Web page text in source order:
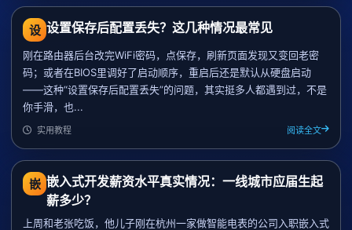
设 设置保存后配置丢失？这几种情况最常见
刚在路由器后台改完WiFi密码，点保存，刷新页面发现又变回老密
码；或者在BIOS里调好了启动顺序，重启后还是默认从硬盘启动
——这种“设置保存后配置丢失”的问题，其实挺多人都遇到过，不是
你手滑，也...
实用教程 阅读全文
嵌 嵌入式开发薪资水平真实情况：一线城市应届生起
薪多少？
上周和老张吃饭，他儿子刚在杭州一家做智能电表的公司入职嵌入式